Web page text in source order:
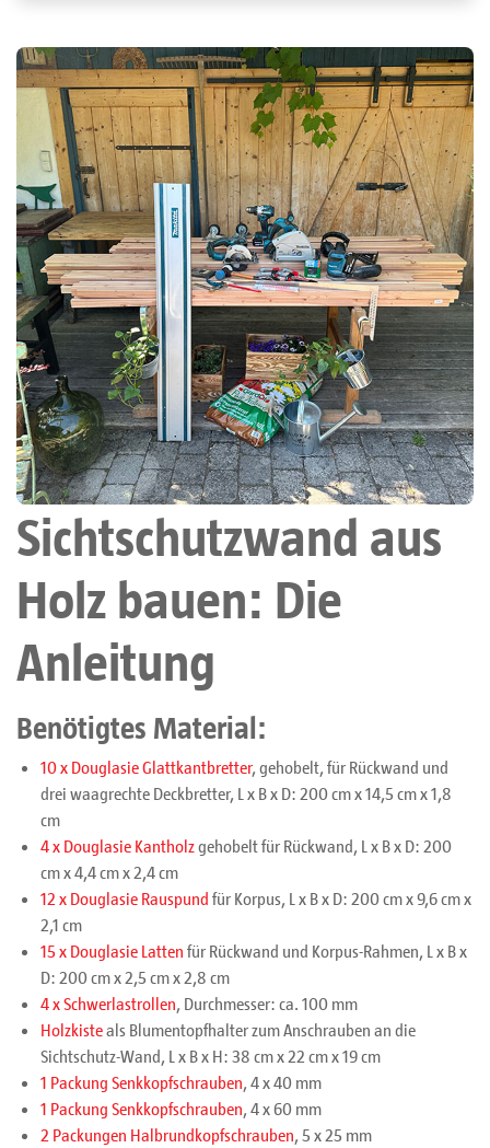
Sichtschutzwand aus
Holz bauen: Die
Anleitung
Benötigtes Material:
10 x Douglasie Glattkantbretter, gehobelt, für Rückwand und
drei waagrechte Deckbretter, L x B x D: 200 cm x 14,5 cm x 1,8
cm
4 x Douglasie Kantholzgehobelt für Rückwand, L x B x D: 200
cm x 4,4 cm x 2,4 cm
12 x Douglasie Rauspund für Korpus, L x B x D: 200 cm x 9,6 cm x
2,1 cm
15 x Douglasie Latten für Rückwand und Korpus-Rahmen, L x B x
D: 200 cm x 2,5 cm x 2,8 cm
4 x Schwerlastrollen, Durchmesser: ca. 100 mm
Holzkisteals Blumentopfhalter zum Anschrauben an die
Sichtschutz-Wand, L x B x H: 38 cm x 22 cm x 19 cm
1 Packung Senkkopfschrauben, 4 x 40 mm
1 Packung Senkkopfschrauben, 4 x 60 mm
2 Packungen Halbrundkopfschrauben, 5 x 25 mm